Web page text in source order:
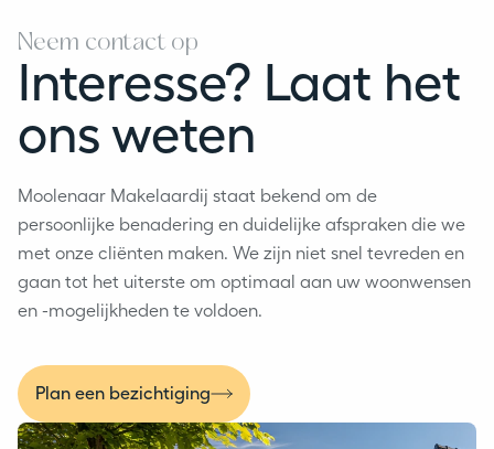
Interesse? Laat het
ons weten
Neem contact op
Moolenaar Makelaardij staat bekend om de
persoonlijke benadering en duidelijke afspraken die we
met onze cliënten maken. We zijn niet snel tevreden en
gaan tot het uiterste om optimaal aan uw woonwensen
en -mogelijkheden te voldoen.
Plan een bezichtiging